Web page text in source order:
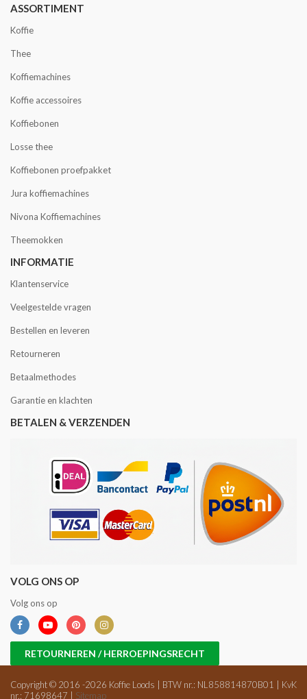
ASSORTIMENT
Koffie
Thee
Koffiemachines
Koffie accessoires
Koffiebonen
Losse thee
Koffiebonen proefpakket
Jura koffiemachines
Nivona Koffiemachines
Theemokken
INFORMATIE
Klantenservice
Veelgestelde vragen
Bestellen en leveren
Retourneren
Betaalmethodes
Garantie en klachten
BETALEN & VERZENDEN
VOLG ONS OP
Volg ons op
RETOURNEREN / HERROEPINGSRECHT
Copyright © 2016 -2026 Koffie Loods | BTW nr.: NL858814870B01 | KvK
nr.: 71698647 | Sitemap